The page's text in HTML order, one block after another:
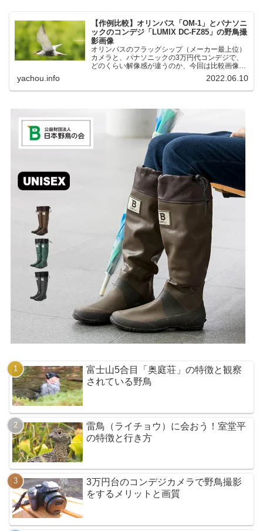
【作例比較】オリンパス「OM-1」とパナソニ
ックのコンデジ「LUMIX DC-FZ85」の野鳥撮
影画像
オリンパスのフラッグシップ（メーカー最上位）
カメラと、パナソニックの3万円代コンデジで、
どのくらい解像感が違うのか、今回は比較画像を
紹介します。私はコンデジを愛用しているのです
が、相棒がオリンパス「OM-1」を使い始めたと
ころ、同じ被写体で...
yachou.info 2022.06.10
富士山5合目「奥庭荘」の特徴と観察
されている野鳥
雷鳥（ライチョウ）に会おう！室堂平
の特徴と行き方
3万円台のコンデジカメラで野鳥撮影
をするメリットと画質